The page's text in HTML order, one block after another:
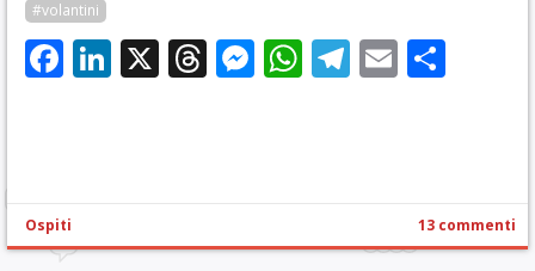
#volantini
Facebook
LinkedIn
X Threads
Messenger
WhatsApp
Telegram
Email
Ospiti 13 commenti